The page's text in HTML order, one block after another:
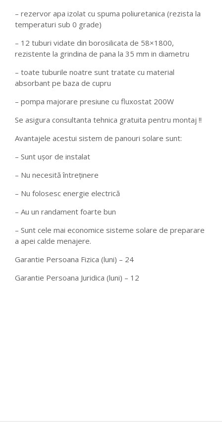
– rezervor apa izolat cu spuma poliuretanica (rezista la
temperaturi sub 0 grade)
– 12 tuburi vidate din borosilicata de 58×1800,
rezistente la grindina de pana la 35 mm in diametru
– toate tuburile noatre sunt tratate cu material
absorbant pe baza de cupru
– pompa majorare presiune cu fluxostat 200W
Se asigura consultanta tehnica gratuita pentru montaj !!
Avantajele acestui sistem de panouri solare sunt:
– Sunt uşor de instalat
– Nu necesită întreţinere
– Nu folosesc energie electrică
– Au un randament foarte bun
– Sunt cele mai economice sisteme solare de preparare
a apei calde menajere.
Garantie Persoana Fizica (luni) – 24
Garantie Persoana Juridica (luni) – 12